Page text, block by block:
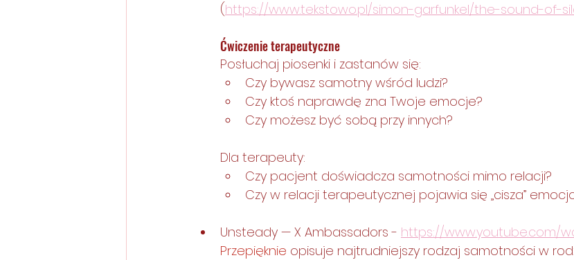
(https://www.tekstowo.pl/simon-garfunkel/the-sound-of-
Ćwiczenie terapeutyczne
Posłuchaj piosenki i zastanów się:
Czy bywasz samotny wśród ludzi?
Czy ktoś naprawdę zna Twoje emocje?
Czy możesz być sobą przy innych?
Dla terapeuty:
Czy pacjent doświadcza samotności mimo relacji?
Czy w relacji terapeutycznej pojawia się „cisza”
Unsteady — X Ambassadors - https://www.youtube.com/
Przepięknie opisuje najtrudniejszy rodzaj samotności w